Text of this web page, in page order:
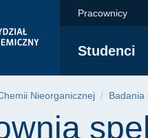
Pracownicy
Studenci
Nieorganicznej